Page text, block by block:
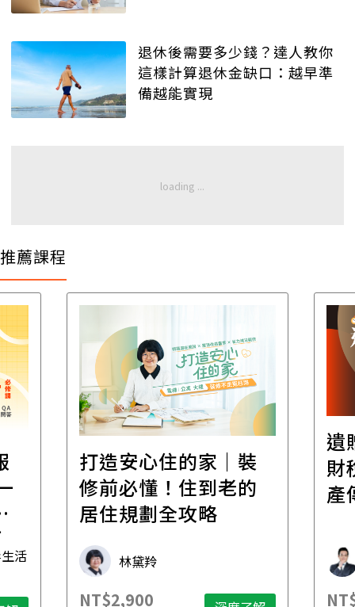
退休後需要多少錢？達人教你
這樣計算退休金缺口：越早準
備越能實現
推薦課程
活
打造安心住的家｜裝
修前必懂！住到老的
居住規劃全攻略
林黛羚
NT$2,900
遺
財
產